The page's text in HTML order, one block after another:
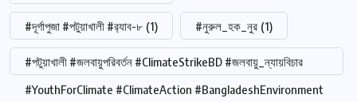
#দূর্গাপুজা #পটুয়াখালী #র‍্যাব-৮ (1) #নুরুল_হক_নুর (1)
#পটুয়াখালী #জলবায়ুপরিবর্তন #ClimateStrikeBD #জলবায়ু_ন্যায়বিচার
#YouthForClimate #ClimateAction #BangladeshEnvironment